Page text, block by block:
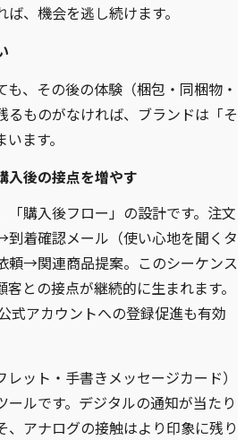
、機会を逃し続けます。
、その後の体験（梱包・同梱物・
るものがなければ、ブランドは「そ
ます。
入後の接点を増やす
「購入後フロー」の設計です。注文
着確認メール（使い心地を聞くタ
頼→関連商品提案。このシーケンス
との接点が継続的に生まれます。
式アカウントへの登録促進も有効
ット・手書きメッセージカード）
ールです。デジタルの通知が当たり
、アナログの接触はより印象に残り